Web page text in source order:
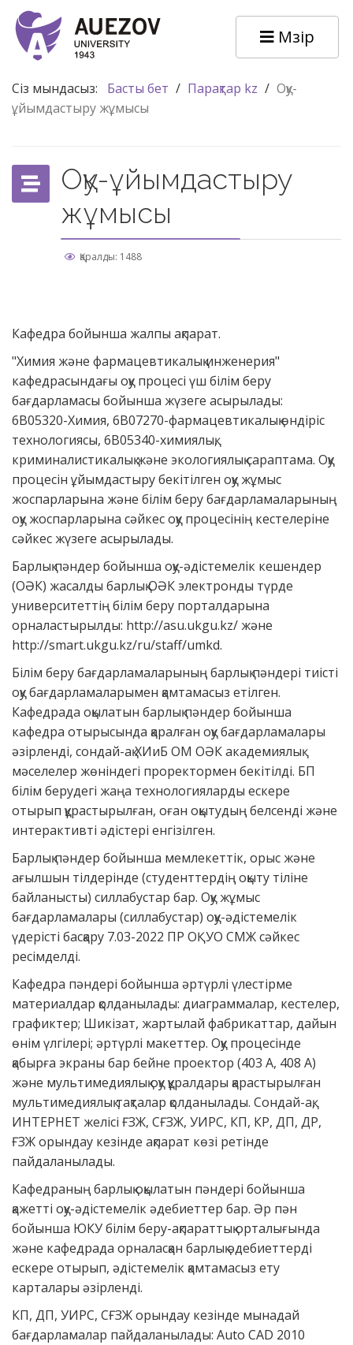
Мәзір
Сіз мындасыз: Басты бет / Парақтар kz / Оқу-
ұйымдастыру жұмысы
Оқу-ұйымдастыру
жұмысы
Қаралды: 1488
Кафедра бойынша жалпы ақпарат.
"Химия және фармацевтикалық инженерия"
кафедрасындағы оқу процесі үш білім беру
бағдарламасы бойынша жүзеге асырылады:
6В05320-Химия, 6В07270-фармацевтикалық өндіріс
технологиясы, 6В05340-химиялық,
криминалистикалық және экологиялық сараптама. Оқу
процесін ұйымдастыру бекітілген оқу жұмыс
жоспарларына және білім беру бағдарламаларының
оқу жоспарларына сәйкес оқу процесінің кестелеріне
сәйкес жүзеге асырылады.
Барлық пәндер бойынша оқу-әдістемелік кешендер
(ОӘК) жасалды барлық ОӘК электронды түрде
университеттің білім беру порталдарына
орналастырылды: http://asu.ukgu.kz/ және
http://smart.ukgu.kz/ru/staff/umkd.
Білім беру бағдарламаларының барлық пәндері тиісті
оқу бағдарламаларымен қамтамасыз етілген.
Кафедрада оқылатын барлық пәндер бойынша
кафедра отырысында қаралған оқу бағдарламалары
әзірленді, сондай-ақ ХИиБ ОМ ОӘК академиялық
мәселелер жөніндегі проректормен бекітілді. БП
білім берудегі жаңа технологияларды ескере
отырып құрастырылған, оған оқытудың белсенді және
интерактивті әдістері енгізілген.
Барлық пәндер бойынша мемлекеттік, орыс және
ағылшын тілдерінде (студенттердің оқыту тіліне
байланысты) силлабустар бар. Оқу жұмыс
бағдарламалары (силлабустар) оқу-әдістемелік
үдерісті басқару 7.03-2022 ПР ОҚУО СМЖ сәйкес
ресімделді.
Кафедра пәндері бойынша әртүрлі үлестірме
материалдар қолданылады: диаграммалар, кестелер,
графиктер; Шикізат, жартылай фабрикаттар, дайын
өнім үлгілері; әртүрлі макеттер. Оқу процесінде
қабырға экраны бар бейне проектор (403 А, 408 А)
және мультимедиялық оқу құралдары қарастырылған
мультимедиялық тақталар қолданылады. Сондай-ақ,
ИНТЕРНЕТ желісі ҒЗЖ, СҒЗЖ, УИРС, КП, КР, ДП, ДР,
ҒЗЖ орындау кезінде ақпарат көзі ретінде
пайдаланылады.
Кафедраның барлық оқылатын пәндері бойынша
қажетті оқу-әдістемелік әдебиеттер бар. Әр пән
бойынша ЮКУ білім беру-ақпараттық орталығында
және кафедрада орналасқан барлық әдебиеттерді
ескере отырып, әдістемелік қамтамасыз ету
карталары әзірленді.
КП, ДП, УИРС, СҒЗЖ орындау кезінде мынадай
бағдарламалар пайдаланылады: Auto CAD 2010